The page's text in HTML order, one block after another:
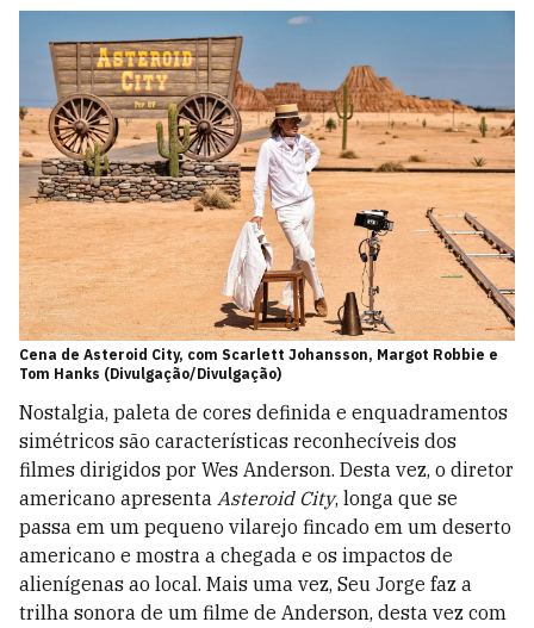
Cena de Asteroid City, com Scarlett Johansson, Margot Robbie e
Tom Hanks (Divulgação/Divulgação)
Nostalgia, paleta de cores definida e enquadramentos
simétricos são características reconhecíveis dos
filmes dirigidos por Wes Anderson. Desta vez, o diretor
americano apresenta Asteroid City, longa que se
passa em um pequeno vilarejo fincado em um deserto
americano e mostra a chegada e os impactos de
alienígenas ao local. Mais uma vez, Seu Jorge faz a
trilha sonora de um filme de Anderson, desta vez com